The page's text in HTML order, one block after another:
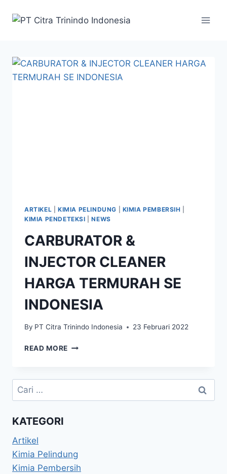
ARTIKEL KIMIA PELINDUNG KIMIA PEMBERSIH
KIMIA PENDETEKSI |NEWS
CARBURATOR &
INJECTOR CLEANER
HARGA TERMURAH SE
INDONESIA
By PT Citra Trinindo Indonesia 23 Februari 2022
READ MORE
KATEGORI
Artikel
Kimia Pelindung
Kimia Pembersih